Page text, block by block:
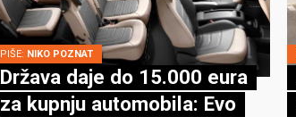
PIŠE: NIKO POZNAT
Država daje do 15.000 eura
za kupnju automobila: Evo